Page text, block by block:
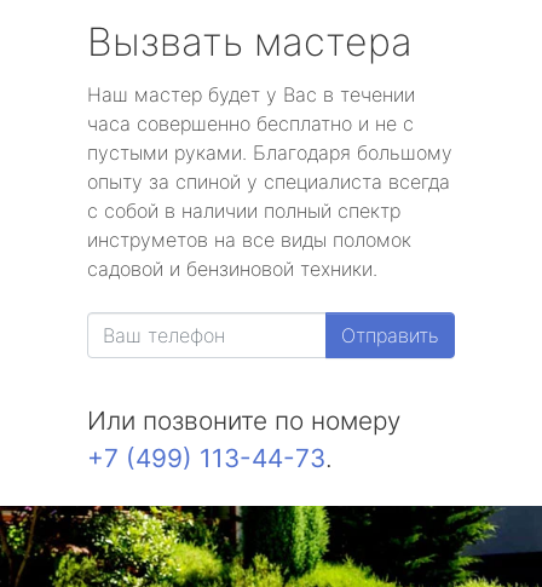
Вызвать мастера
Наш мастер будет у Вас в течении
часа совершенно бесплатно и не с
пустыми руками. Благодаря большому
опыту за спиной у специалиста всегда
с собой в наличии полный спектр
инструметов на все виды поломок
садовой и бензиновой техники.
Отправить
Или позвоните по номеру
+7 (499) 113-44-73.